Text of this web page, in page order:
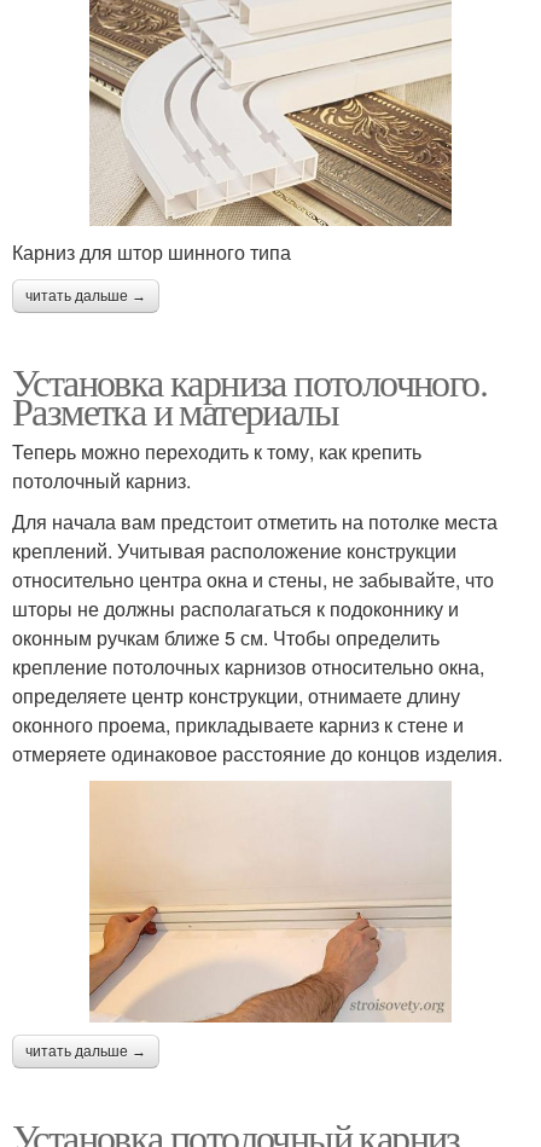
Карниз для штор шинного типа
читать дальше →
Установка карниза потолочного.
Разметка и материалы
Теперь можно переходить к тому, как крепить
потолочный карниз.
Для начала вам предстоит отметить на потолке места
креплений. Учитывая расположение конструкции
относительно центра окна и стены, не забывайте, что
шторы не должны располагаться к подоконнику и
оконным ручкам ближе 5 см. Чтобы определить
крепление потолочных карнизов относительно окна,
определяете центр конструкции, отнимаете длину
оконного проема, прикладываете карниз к стене и
отмеряете одинаковое расстояние до концов изделия.
читать дальше →
Установка потолочный карниз.